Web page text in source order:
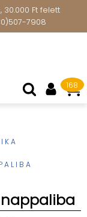
30.000 Ft felett
7908
168